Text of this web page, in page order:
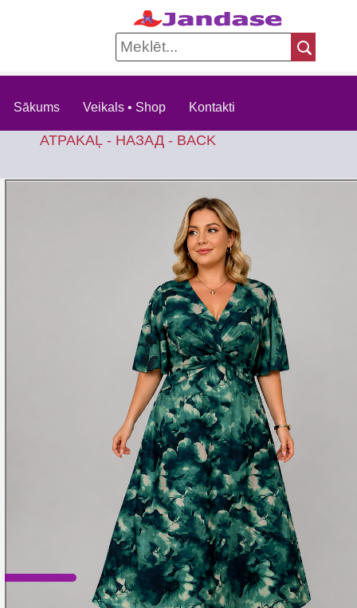
Sākums Veikals • Shop Kontakti
ATPAKAĻ - НАЗАД - BACK